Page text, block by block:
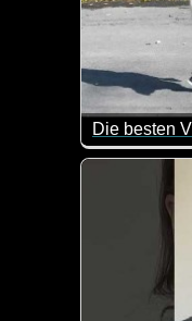
Die besten
Eine tolle